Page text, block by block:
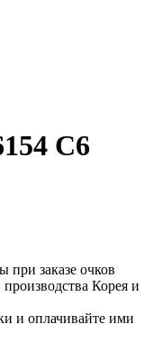
C6
при заказе очков
Корея и
и оплачивайте ими